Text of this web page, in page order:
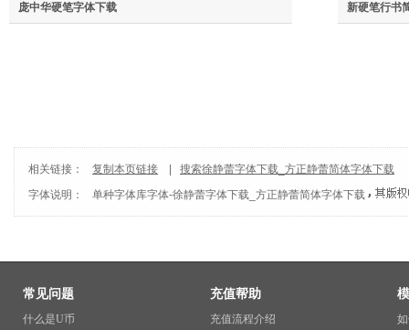
庞中华硬笔字体下载 新硬笔行书
相关链接： 复制本页链接
搜索徐静蕾字体下载_方正静蕾简体字体下载
字体说明：
单种字体库字体-徐静蕾字体下载_方正静蕾简体字体下载
常见问题
什么是U币
充值帮助
充值流程介绍